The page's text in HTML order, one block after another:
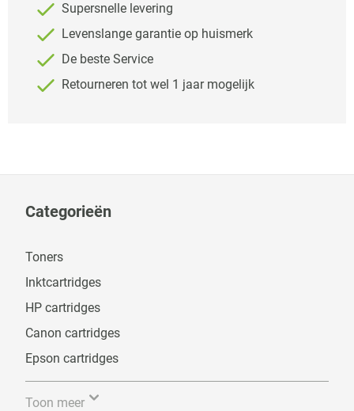
Supersnelle levering
Levenslange garantie op huismerk
De beste Service
Retourneren tot wel 1 jaar mogelijk
Categorieën
Toners
Inktcartridges
HP cartridges
Canon cartridges
Epson cartridges
Toon meer